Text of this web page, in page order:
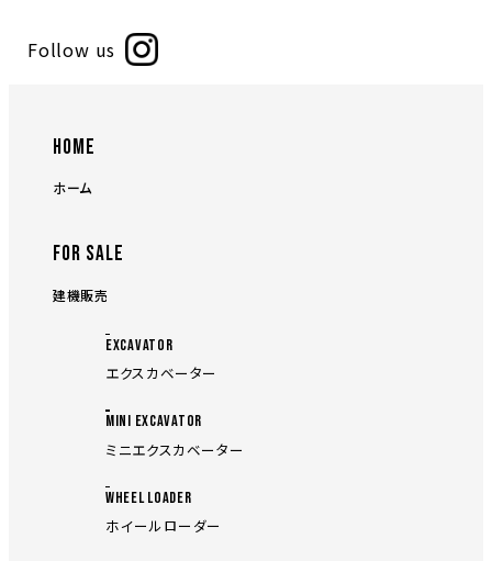
Follow us
HOME
ホーム
FOR SALE
建機販売
EXCAVATOR
エクスカベーター
MINI EXCAVATOR
ミニエクスカベーター
WHEEL LOADER
ホイールローダー